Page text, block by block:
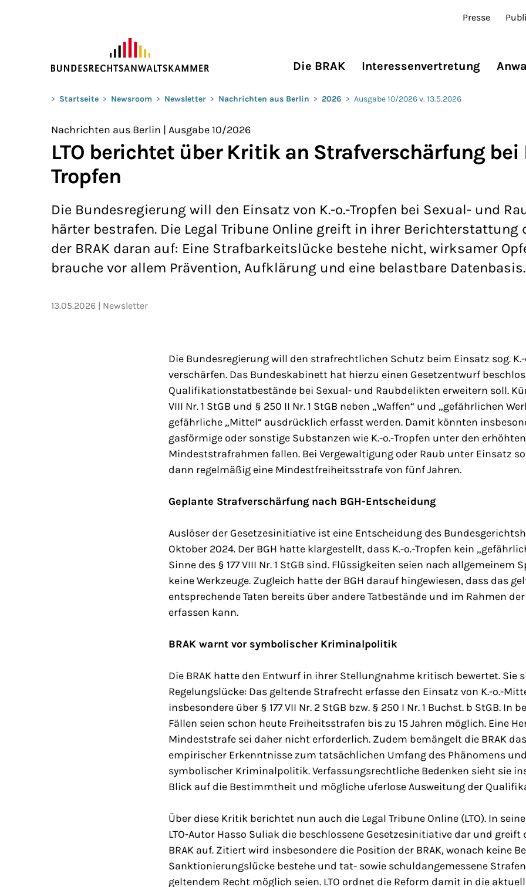
Presse
Die BRAK Interessenvertretung
Sie befinden sich hier:
> Startseite > Newsroom > Newsletter > Nachrichten aus Berlin > 2026 > Ausgabe 10/2026 v. 13.5.2026
Nachrichten aus Berlin | Ausgabe 10/2026
LTO berichtet über Kritik an Strafverschärfung bei
Tropfen
Die Bundesregierung will den Einsatz von K.-o.-Tropfen bei Sexual- und
härter bestrafen. Die Legal Tribune Online greift in ihrer Berichterstattung
der BRAK daran auf: Eine Strafbarkeitslücke bestehe nicht, wirksamer
brauche vor allem Prävention, Aufklärung und eine belastbare Datenbasis.
13.05.2026 Newsletter
Die Bundesregierung will den strafrechtlichen Schutz beim Einsatz sog.
verschärfen. Das Bundeskabinett hat hierzu einen Gesetzentwurf
Qualifikationstatbestände bei Sexual- und Raubdelikten erweitern soll.
VIII Nr. 1 StGB und § 250 II Nr. 1 StGB neben „Waffen“ und „gefährlichen
gefährliche „Mittel“ ausdrücklich erfasst werden. Damit könnten
gasförmige oder sonstige Substanzen wie K.-o.-Tropfen unter den erhöhten
Mindeststrafrahmen fallen. Bei Vergewaltigung oder Raub unter Einsatz
dann regelmäßig eine Mindestfreiheitsstrafe von fünf Jahren.
Geplante Strafverschärfung nach BGH-Entscheidung
Auslöser der Gesetzesinitiative ist eine Entscheidung des
Oktober 2024. Der BGH hatte klargestellt, dass K.-o.-Tropfen kein
Sinne des § 177 VIII Nr. 1 StGB sind. Flüssigkeiten seien nach allgemeinem
keine Werkzeuge. Zugleich hatte der BGH darauf hingewiesen, dass das
entsprechende Taten bereits über andere Tatbestände und im Rahmen
erfassen kann.
BRAK warnt vor symbolischer Kriminalpolitik
Die BRAK hatte den Entwurf in ihrer Stellungnahme kritisch bewertet. Sie
Regelungslücke: Das geltende Strafrecht erfasse den Einsatz von K.-o.-
insbesondere über § 177 VII Nr. 2 StGB bzw. § 250 I Nr. 1 Buchst. b StGB. In
Fällen seien schon heute Freiheitsstrafen bis zu 15 Jahren möglich. Eine
Mindeststrafe sei daher nicht erforderlich. Zudem bemängelt die BRAK
empirischer Erkenntnisse zum tatsächlichen Umfang des Phänomens
symbolischer Kriminalpolitik. Verfassungsrechtliche Bedenken sieht sie
Blick auf die Bestimmtheit und mögliche uferlose Ausweitung der
Über diese Kritik berichtet nun auch die Legal Tribune Online (LTO). In
LTO-Autor Hasso Suliak die beschlossene Gesetzesinitiative dar und greift
BRAK auf. Zitiert wird insbesondere die Position der BRAK, wonach keine
Sanktionierungslücke bestehe und tat- sowie schuldangemessene
geltendem Recht möglich seien. LTO ordnet die Reform damit in die